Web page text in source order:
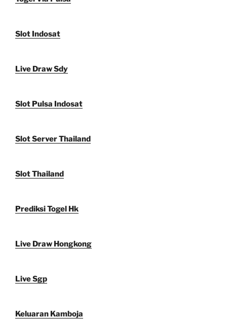
Slot Indosat
Live Draw Sdy
Slot Pulsa Indosat
Slot Server Thailand
Slot Thailand
Prediksi Togel Hk
Live Draw Hongkong
Live Sgp
Keluaran Kamboja